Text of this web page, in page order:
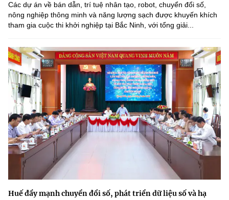
Các dự án về bán dẫn, trí tuệ nhân tạo, robot, chuyển đổi số,
nông nghiệp thông minh và năng lượng sạch được khuyến khích
tham gia cuộc thi khởi nghiệp tại Bắc Ninh, với tổng giải...
Huế đẩy mạnh chuyển đổi số, phát triển dữ liệu số và hạ